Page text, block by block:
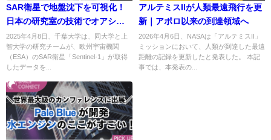
SAR衛星で地盤沈下を可視化！
日本の研究室の技術でオアシス
の危機解決へ
2025年4月8日、千葉大学は、同大学と上
智大学の研究チームが、欧州宇宙機関
（ESA）のSAR衛星「Sentinel-1」が取得
したデータを...
アルテミスIIが人類最遠飛行を更
新｜アポロ以来の到達領域へ
2026年4月6日、NASAは「アルテミスII」
ミッションにおいて、人類が到達した最遠
距離の記録を更新したと発表した。 本記
事では、本発表の...